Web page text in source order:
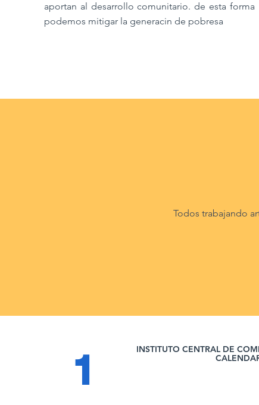
aportan al desarrollo comunitario. de esta forma
podemos mitigar la generacin de pobresa
Todos trabajando
1
INSTITUTO CENTRAL DE